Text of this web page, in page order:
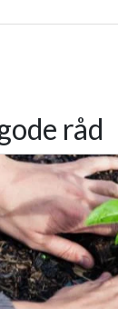
råd